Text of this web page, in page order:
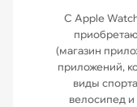
С Apple
(магазин
приложений,
виды
велосипед и